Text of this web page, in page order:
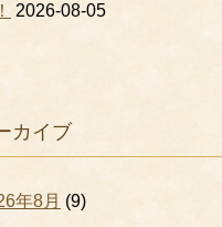
2026-08-05
カイブ
年8月 (9)